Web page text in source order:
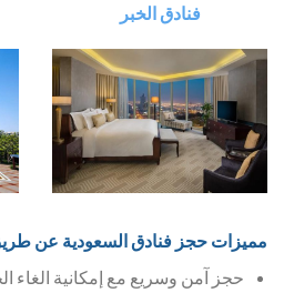
فنادق الخبر
مميزات حجز فنادق السعودية عن
حجز آمن وسريع مع إمكانية